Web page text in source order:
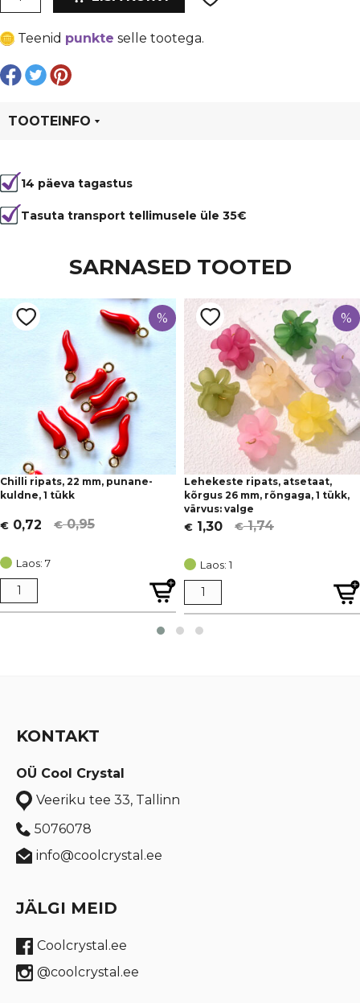
€ 0,25.
€ 0,19.
nailon.
Tumelilla
kogus
Teenid punkte selle tootega.
TOOTEINFO
Värvus
Lilla
Materjal
nailon
14 päeva tagastus
Tasuta transport tellimusele üle 35€
SARNASED TOOTED
%
Chilli ripats, 22 mm, punane-
kuldne, 1 tükk
€0,95
Algne
oli:
€ 0,95.
€ 0,72
Current
is:
€ 0,72.
Laos: 7
%
Lehekeste ripats, atsetaat,
kõrgus 26 mm, rõngaga, 1 tükk,
värvus: valge
€1,74
Algne
oli:
€ 1,74.
€ 1,30
Current
is:
€ 1,30.
Laos: 1
KONTAKT
OÜ Cool Crystal
Veeriku tee 33, Tallinn
5076078
info@coolcrystal.ee
JÄLGI MEID
Coolcrystal.ee
@coolcrystal.ee